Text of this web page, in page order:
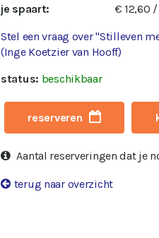
je spaart:
€ 12,60
Stel een vraag over "Stilleven
(Inge Koetzier van Hooff)
status: beschikbaar
reserveren
Aantal reserveringen dat je
terug naar overzicht